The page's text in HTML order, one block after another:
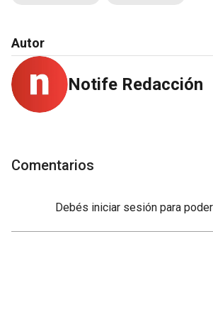
Autor
Notife Redacción
Comentarios
Debés iniciar sesión para